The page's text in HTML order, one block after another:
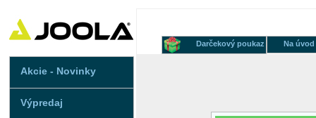
Akcie - Novinky
Výpredaj
Na úvod
Darčekový poukaz